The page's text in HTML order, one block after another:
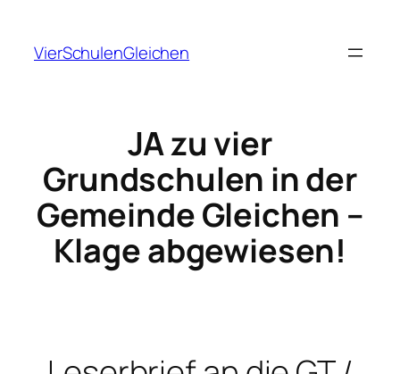
springen
VierSchulenGleichen
JA zu vier
Grundschulen in der
Gemeinde Gleichen –
Klage abgewiesen!